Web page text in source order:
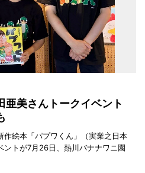
亜美さんトークイベント
絵本「パプワくん」（実業之日本
ントが7月26日、熱川バナナワニ園